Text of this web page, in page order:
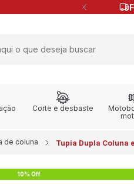
Corte e desbaste
de coluna Tupia Dupla Coluna
10% Off